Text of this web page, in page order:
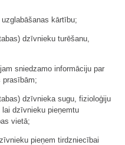
kārtību;
dzīvnieku turēšanu,
sniedzamo informāciju par
prasībām;
dzīvnieka sugu, fizioloģiju
dzīvnieku pieņemtu
vietā;
pieņem tirdzniecībai